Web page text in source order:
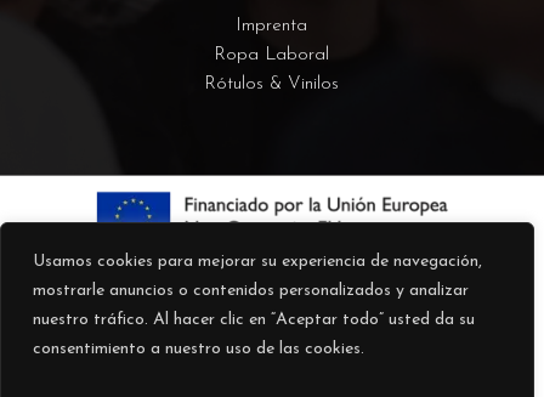
Usamos cookies para mejorar su experiencia de navegación,
mostrarle anuncios o contenidos personalizados y analizar
nuestro tráfico. Al hacer clic en “Aceptar todo” usted da su
consentimiento a nuestro uso de las cookies.
Imprenta
Ropa Laboral
Rótulos & Vinilos